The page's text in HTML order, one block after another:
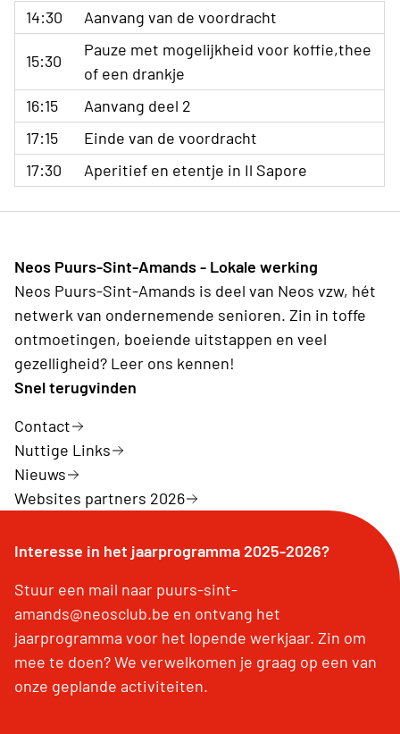
14:30 Aanvang van de voordracht
15:30
Pauze met mogelijkheid voor koffie,thee
of een drankje
16:15
Aanvang deel 2
17:15
Einde van de voordracht
17:30
Aperitief en etentje in Il Sapore
Neos Puurs-Sint-Amands - Lokale werking
Neos Puurs-Sint-Amands is deel van Neos vzw, hét
netwerk van ondernemende senioren. Zin in toffe
ontmoetingen, boeiende uitstappen en veel
gezelligheid? Leer ons kennen!
Snel terugvinden
Contact
Nuttige Links
Nieuws
Websites partners 2026
Interesse in het jaarprogramma 2025-2026?
Stuur een mail naar puurs-sint-
amands@neosclub.be en ontvang het
jaarprogramma voor het lopende werkjaar. Zin om
mee te doen? We verwelkomen je graag op een van
onze geplande activiteiten.